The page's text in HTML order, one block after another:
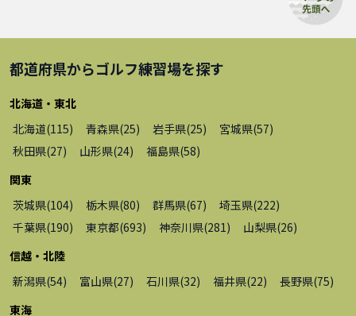
都道府県からゴルフ練習場を探す
北海道・東北
北海道(115) 青森県(25) 岩手県(25) 宮城県(57)
秋田県(27) 山形県(24) 福島県(58)
関東
茨城県(104) 栃木県(80) 群馬県(67) 埼玉県(222)
千葉県(190) 東京都(693) 神奈川県(281 ) 山梨県(26)
信越・北陸
新潟県(54) 富山県(27) 石川県(32) 福井県(22) 長野県(75)
東海